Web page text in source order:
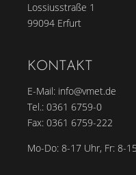
Lossiusstraße 1
99094 Erfurt
KONTAKT
E-Mail: info@vmet.de
Tel.: 0361 6759-0
Fax: 0361 6759-222
Mo-Do: 8-17 Uhr, Fr: 8-